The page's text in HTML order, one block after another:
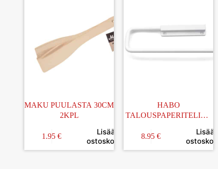
MAKU PUULASTA 30CM
2KPL
1.95 €
Lisää
ostoskoriin
HABO
TALOUSPAPERITELINE
8.95 €
Lisää